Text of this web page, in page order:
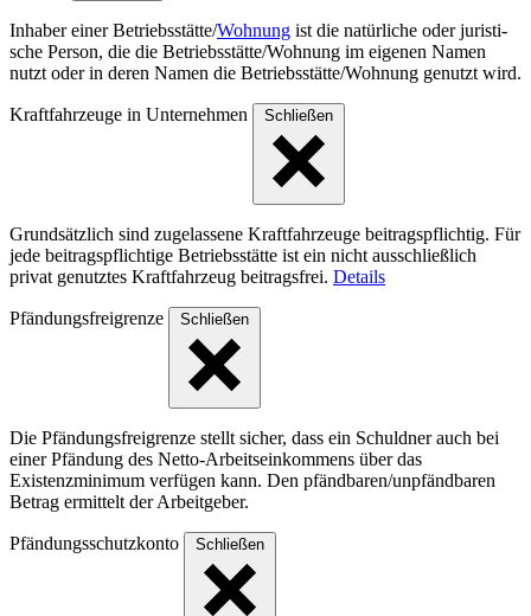
Inhaber einer Betriebs­stät­te/Wohnung ist die natür­liche oder juris­ti­
sche Person, die die Betriebs­stät­te/Woh­nung im eigenen Namen
nutzt oder in deren Namen die Betriebs­stät­te/Woh­nung genutzt wird.
Kraftfahrzeuge in Unternehmen Schließen
Grundsätzlich sind zugelassene Kraftfahrzeuge beitragspflichtig. Für
jede beitragspflichtige Betriebsstätte ist ein nicht ausschließlich
privat genutztes Kraftfahrzeug beitragsfrei. Details
Pfändungsfreigrenze Schließen
Die Pfändungsfreigrenze stellt sicher, dass ein Schuldner auch bei
einer Pfändung des Netto-Arbeitseinkommens über das
Existenzminimum verfügen kann. Den pfändbaren/unpfändbaren
Betrag ermittelt der Arbeitgeber.
Pfändungsschutzkonto Schließen